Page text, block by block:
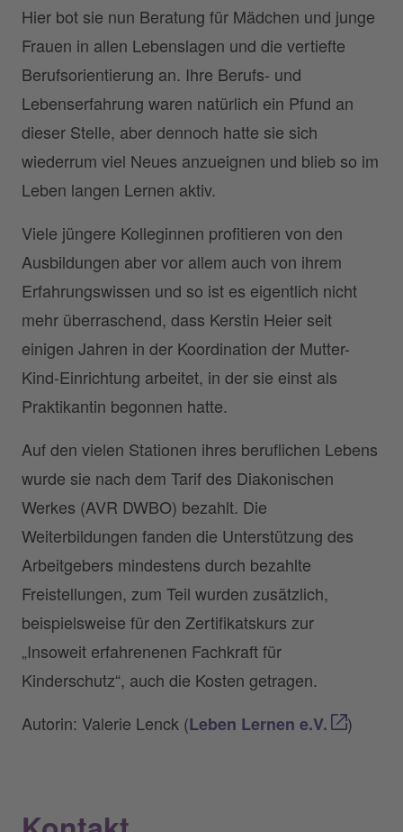
Hier bot sie nun Beratung für Mädchen und junge
Frauen in allen Lebenslagen und die vertiefte
Berufsorientierung an. Ihre Berufs- und
Lebenserfahrung waren natürlich ein Pfund an
dieser Stelle, aber dennoch hatte sie sich
wiederrum viel Neues anzueignen und blieb so im
Leben langen Lernen aktiv.
Viele jüngere Kolleginnen profitieren von den
Ausbildungen aber vor allem auch von ihrem
Erfahrungswissen und so ist es eigentlich nicht
mehr überraschend, dass Kerstin Heier seit
einigen Jahren in der Koordination der Mutter-
Kind-Einrichtung arbeitet, in der sie einst als
Praktikantin begonnen hatte.
Auf den vielen Stationen ihres beruflichen Lebens
wurde sie nach dem Tarif des Diakonischen
Werkes (AVR DWBO) bezahlt. Die
Weiterbildungen fanden die Unterstützung des
Arbeitgebers mindestens durch bezahlte
Freistellungen, zum Teil wurden zusätzlich,
beispielsweise für den Zertifikatskurs zur
„Insoweit erfahrenenen Fachkraft für
Kinderschutz“, auch die Kosten getragen.
Autorin: Valerie Lenck (Leben Lernen e.V. )